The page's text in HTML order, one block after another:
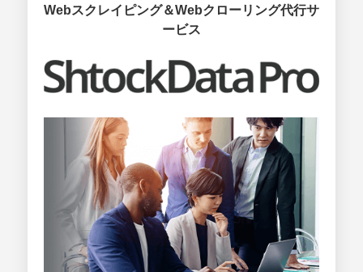
Webスクレイピング＆Webクローリング代行サ
ービス